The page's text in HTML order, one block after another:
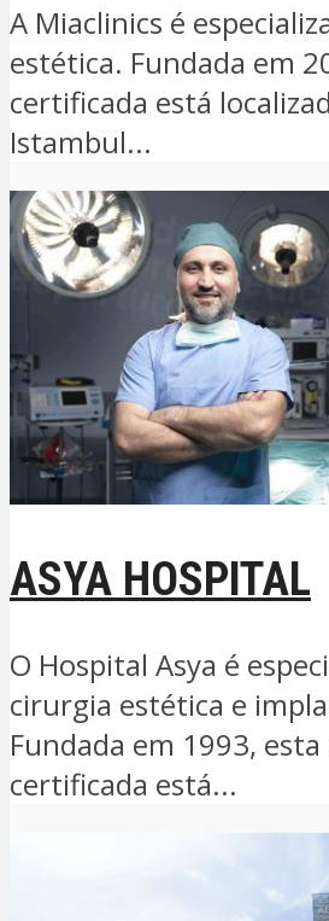
A Miaclinics é
estética. Fundada em
certificada está
Istambul...
ASYA HOSPITAL
O Hospital Asya é
cirurgia estética e
Fundada em 1993, esta
certificada está...